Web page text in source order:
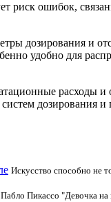
риск ошибок,
дозирования и
удобно для
расходы и
систем дозирования
Искусство способно не
Пикассо "Девочка